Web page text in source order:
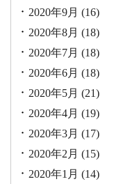
2020年9月 (16)
2020年8月 (18)
2020年7月 (18)
2020年6月 (18)
2020年5月 (21)
2020年4月 (19)
2020年3月 (17)
2020年2月 (15)
2020年1月 (14)